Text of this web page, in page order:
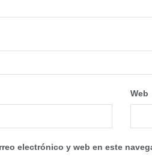
Web
electrónico y web en este